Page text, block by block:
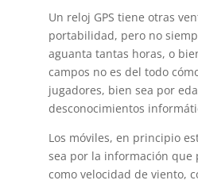
Un reloj GPS tiene otras
portabilidad, pero no
aguanta tantas horas, o
campos no es del todo
jugadores, bien sea por
desconocimientos
Los móviles, en principio
sea por la información que
como velocidad de viento,